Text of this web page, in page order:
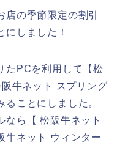
の季節限定の割引
しました！
たPCを利用して【松
牛ネット スプリング
ことにしました。
なら【 松阪牛ネット
牛ネット ウィンター